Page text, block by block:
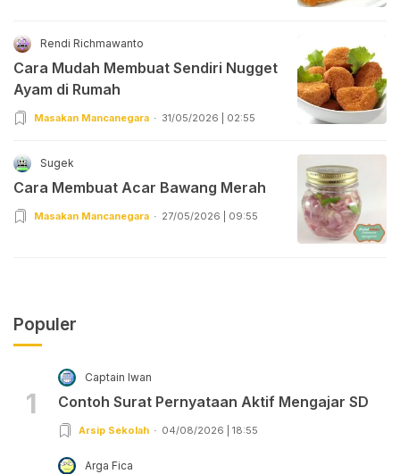
Rendi Richmawanto
Cara Mudah Membuat Sendiri Nugget
Ayam di Rumah
Masakan Mancanegara 31/05/2026 | 02:55
Sugek
Cara Membuat Acar Bawang Merah
Masakan Mancanegara 27/05/2026 | 09:55
Populer
1
Captain Iwan
Contoh Surat Pernyataan Aktif Mengajar SD
Arsip Sekolah 04/08/2026 | 18:55
Arga Fica